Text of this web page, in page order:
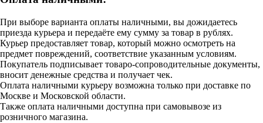
При выборе варианта оплаты наличными, вы дожидаетесь
приезда курьера и передаёте ему сумму за товар в рублях.
Курьер предоставляет товар, который можно осмотреть на
предмет повреждений, соответствие указанным условиям.
Покупатель подписывает товаро-сопроводительные документы,
вносит денежные средства и получает чек.
Оплата наличными курьеру возможна только при доставке по
Москве и Московской области.
Также оплата наличными доступна при самовывозе из
розничного магазина.